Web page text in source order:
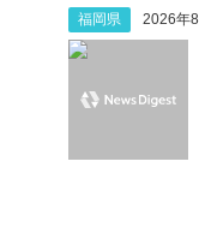
福岡県 2026年